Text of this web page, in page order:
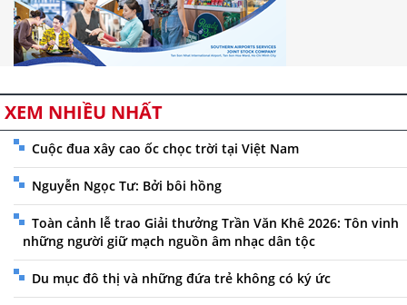
XEM NHIỀU NHẤT
Cuộc đua xây cao ốc chọc trời tại Việt Nam
Nguyễn Ngọc Tư: Bởi bôi hồng
Toàn cảnh lễ trao Giải thưởng Trần Văn Khê 2026: Tôn vinh
những người giữ mạch nguồn âm nhạc dân tộc
Du mục đô thị và những đứa trẻ không có ký ức